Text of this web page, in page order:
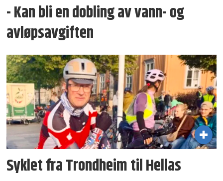
- Kan bli en dobling av vann- og
avløpsavgiften
Syklet fra Trondheim til Hellas